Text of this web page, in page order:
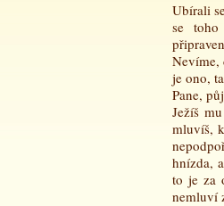
Ubírali
se toho
Nevíme,
je ono,
Pane,
Ježíš
mluvíš,
hnízda,
to je za
nemluví